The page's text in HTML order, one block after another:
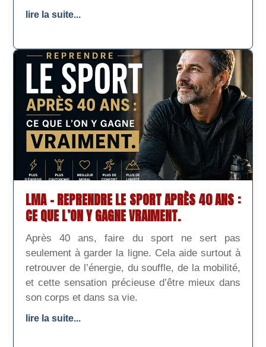
lire la suite...
LMA – REPRENDRE LE SPORT APRÈS 40 ANS :
CE QUE L’ON Y GAGNE VRAIMENT.
Après 40 ans, faire du sport ne sert pas
seulement à garder la ligne. Cela aide surtout à
retrouver de l’énergie, du souffle, de la mobilité,
et cette sensation précieuse d’être mieux dans
son corps et dans sa vie.
lire la suite...